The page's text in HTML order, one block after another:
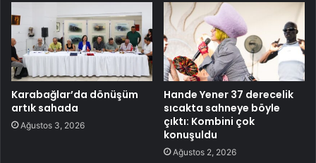
Karabağlar’da dönüşüm
artık sahada
Ağustos 3, 2026
Hande Yener 37 derecelik
sıcakta sahneye böyle
çıktı: Kombini çok
konuşuldu
Ağustos 2, 2026